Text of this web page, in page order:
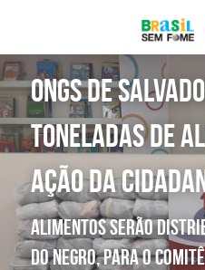
DOE AGORA
ONGs de
toneladas de
Ação da
Alimentos serão
do Negro, para o